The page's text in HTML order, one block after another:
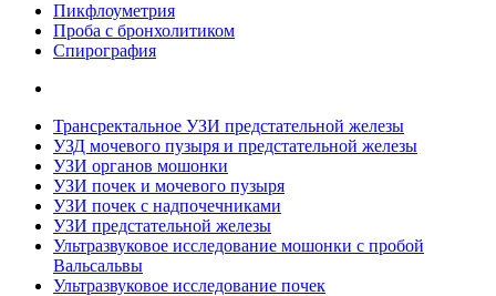
Пикфлоуметрия
Проба с бронхолитиком
Спирография
Трансректальное УЗИ предстательной железы
УЗД мочевого пузыря и предстательной железы
УЗИ органов мошонки
УЗИ почек и мочевого пузыря
УЗИ почек с надпочечниками
УЗИ предстательной железы
Ультразвуковое исследование мошонки с пробой
Вальсальвы
Ультразвуковое исследование почек